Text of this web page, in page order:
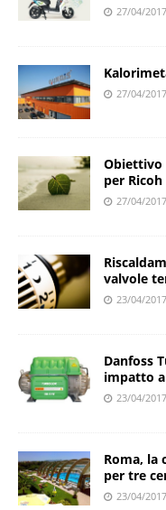
27/04/2017
27/04/2017
Obiettivo
per Ricoh
27/04/2017
valvole
23/04/2017
Danfoss
impatto
23/04/2017
Roma, la
per tre
23/04/2017